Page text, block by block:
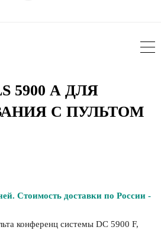
5900 А ДЛЯ
С ПУЛЬТОМ
Стоимость доставки по России -
конференц системы DC 5900 F,